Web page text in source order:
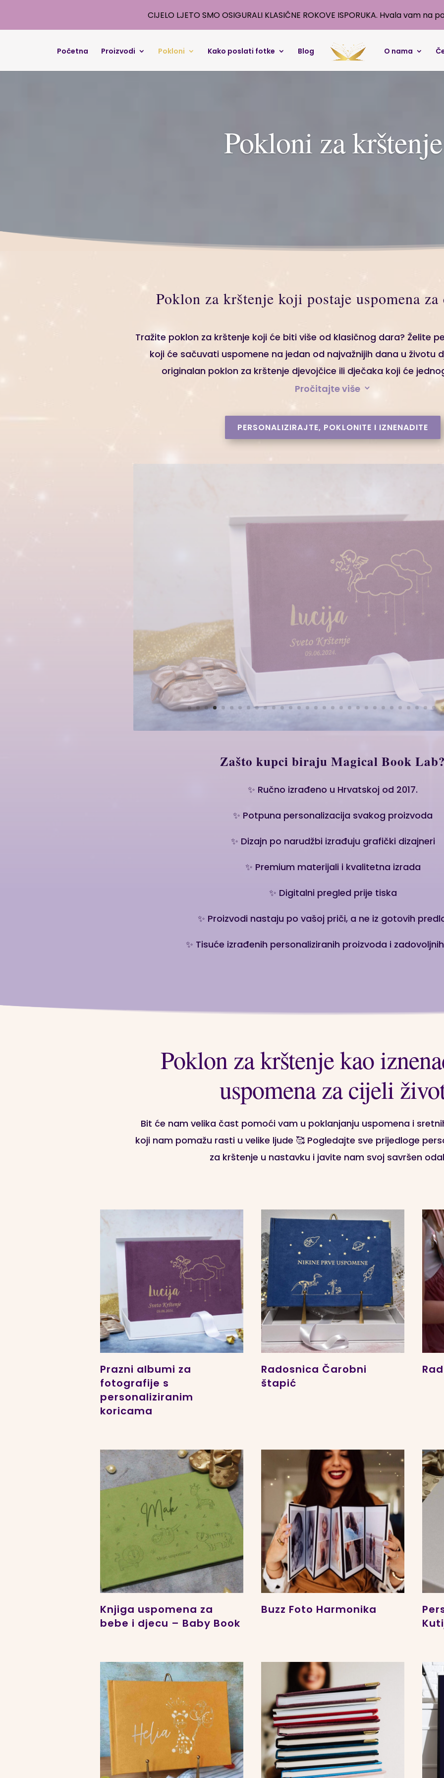
Početna Proizvodi Pokloni Kako poslati fotke Blog O nama
Pokloni za krštenje
Poklon za krštenje koji postaje uspomena
Tražite poklon za krštenje koji će biti više od klasičnog dara? Želite
koji će sačuvati uspomene na jedan od najvažnijih dana u životu
originalan poklon za krštenje djevojčice ili dječaka koji će
Pročitajte više 3
PERSONALIZIRAJTE, POKLONITE I IZNENADITE
Zašto kupci biraju Magical Book
✨ Ručno izrađeno u Hrvatskoj od 2017.
✨ Potpuna personalizacija svakog proizvoda
✨ Dizajn po narudžbi izrađuju grafički dizajneri
✨ Premium materijali i kvalitetna izrada
✨ Digitalni pregled prije tiska
✨ Proizvodi nastaju po vašoj priči, a ne iz gotovih
✨ Tisuće izrađenih personaliziranih proizvoda i
Poklon za krštenje kao
uspomena za cijeli
Bit će nam velika čast pomoći vam u poklanjanju uspomena i
koji nam pomažu rasti u velike ljude 🥰 Pogledajte sve prijedloge
za krštenje u nastavku i javite nam svoj savršen
Prazni albumi za
fotografije s
personaliziranim
koricama
Radosnica Čarobni
štapić
Knjiga uspomena za
bebe i djecu – Baby Book
Buzz Foto Harmonika
CIJELO LJETO SMO OSIGURALI KLASIČNE ROKOVE ISPORUKA. Hvala vam na